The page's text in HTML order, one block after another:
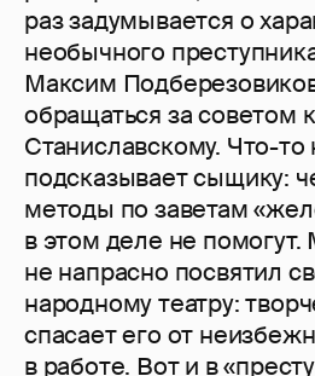
раз задумывается о
необычного
Максим
обращаться за советом
Станиславскому. Что-
подсказывает сыщику:
методы по заветам
в этом деле не
не напрасно посвятил
народному театру:
спасает его от
в работе. Вот и в